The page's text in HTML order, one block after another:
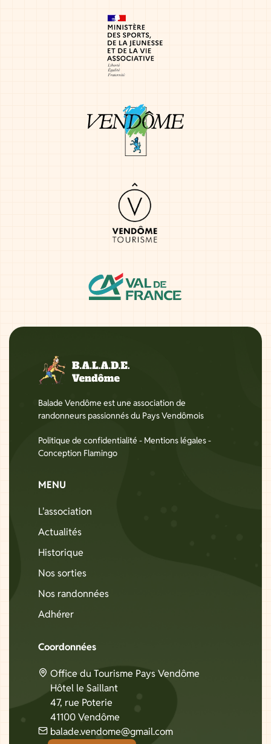
Balade Vendôme est une association de
randonneurs passionnés du Pays Vendômois
Politique de confidentialité - Mentions légales-
Conception Flamingo
MENU
L'association
Actualités
Historique
Nos sorties
Nos randonnées
Adhérer
Coordonnées
Office du Tourisme Pays Vendôme
Hôtel le Saillant
47, rue Poterie
41100 Vendôme
balade.vendome@gmail.com